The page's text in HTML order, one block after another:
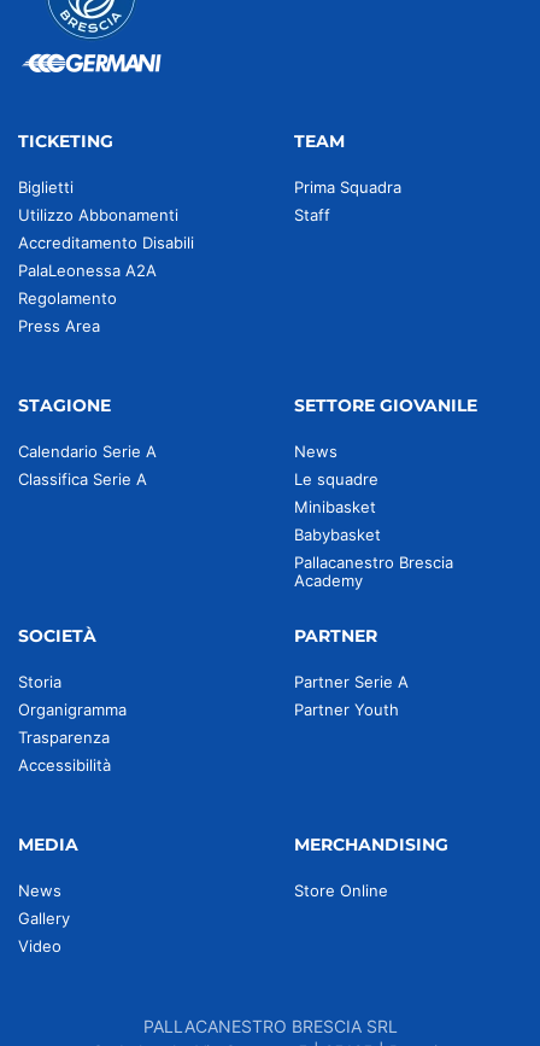
TICKETING
Biglietti
Utilizzo Abbonamenti
Accreditamento Disabili
PalaLeonessa A2A
Regolamento
Press Area
TEAM
Prima Squadra
Staff
STAGIONE
Calendario Serie A
Classifica Serie A
SETTORE GIOVANILE
News
Le squadre
Minibasket
Babybasket
Pallacanestro Brescia
Academy
SOCIETÀ
Storia
Organigramma
Trasparenza
Accessibilità
PARTNER
Partner Serie A
Partner Youth
MEDIA
News
Gallery
Video
MERCHANDISING
Store Online
PALLACANESTRO BRESCIA SRL